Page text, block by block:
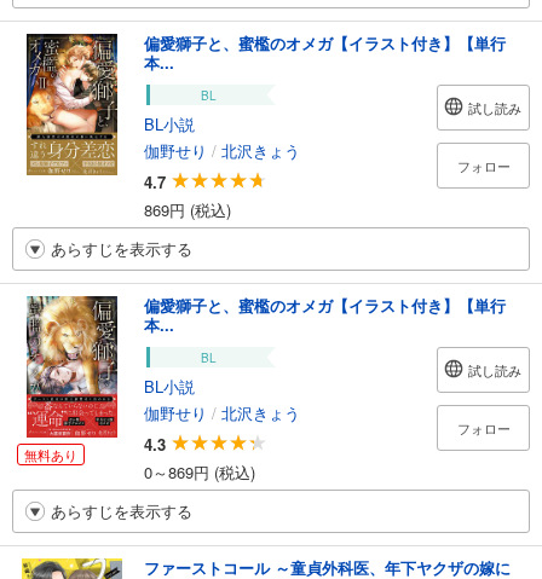
偏愛獅子と、蜜檻のオメガ【イラスト付き】【単行
本...
BL
BL小説
伽野せり / 北沢きょう
4.7
869円 (税込)
試し読み
フォロー
あらすじを表示する
無料あり
偏愛獅子と、蜜檻のオメガ【イラスト付き】【単行
本...
BL
BL小説
伽野せり / 北沢きょう
4.3
0～869円 (税込)
試し読み
フォロー
あらすじを表示する
ファーストコール ～童貞外科医、年下ヤクザの嫁に